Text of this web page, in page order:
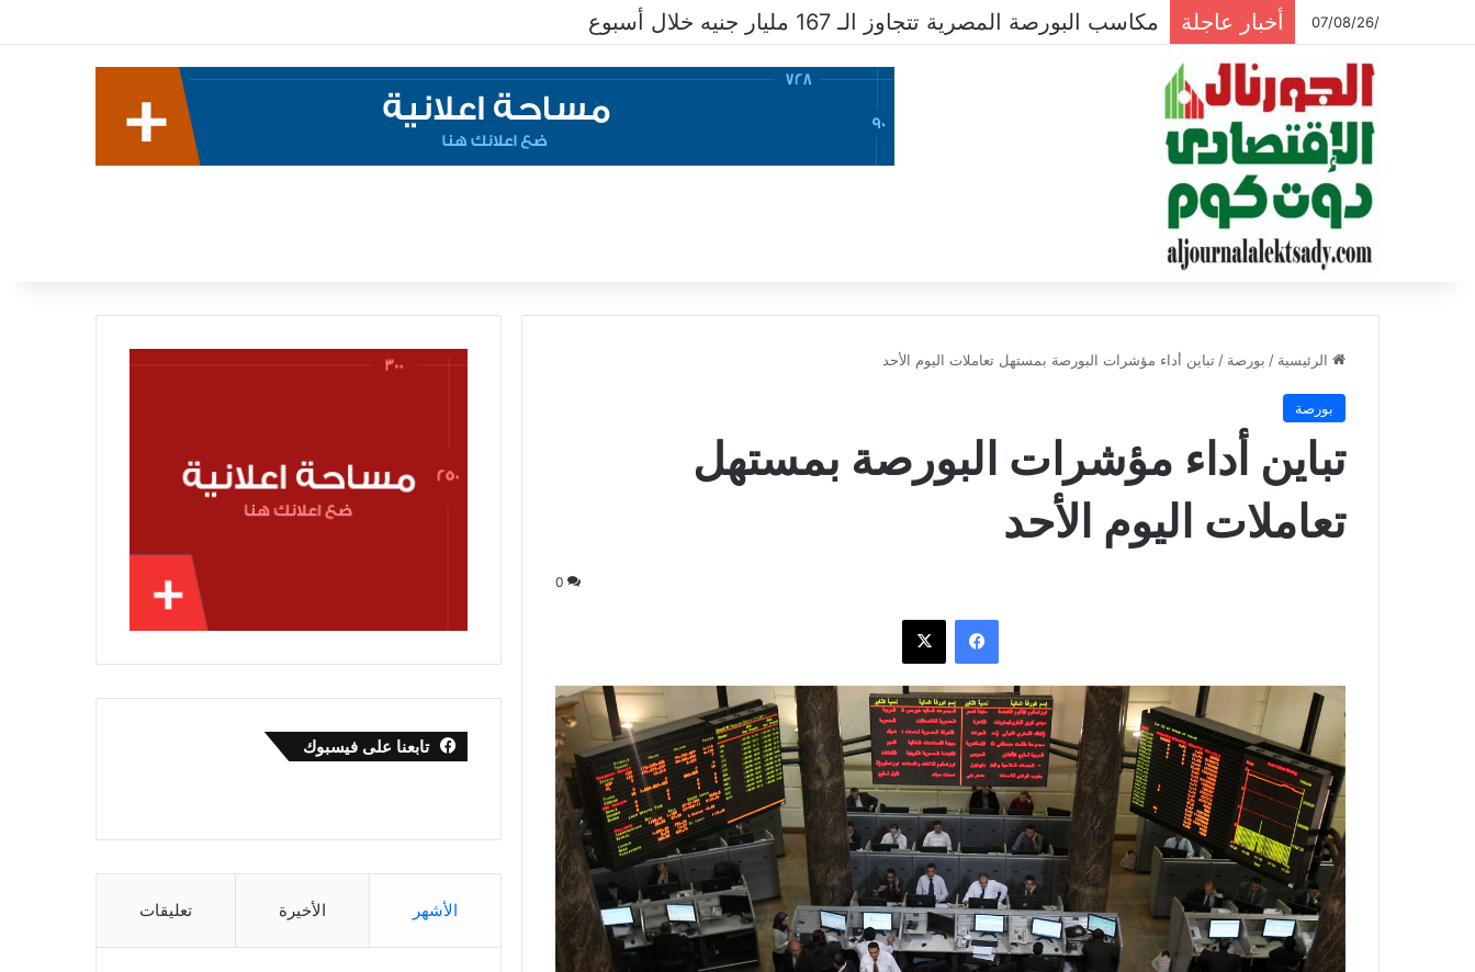
/07/08/26 أخبار عاجلة مكاسب البورصة المصرية تتجاوز الـ 167 مليار جنيه خلال أسبوع
الرئيسية / بورصة / تباين أداء مؤشرات البورصة بمستهل تعاملات اليوم الأحد
بورصة
تباين أداء مؤشرات البورصة بمستهل
تعاملات اليوم الأحد
0
فيسبوك ‫X
تابعنا على فيسبوك
الأشهر الأخيرة تعليقات